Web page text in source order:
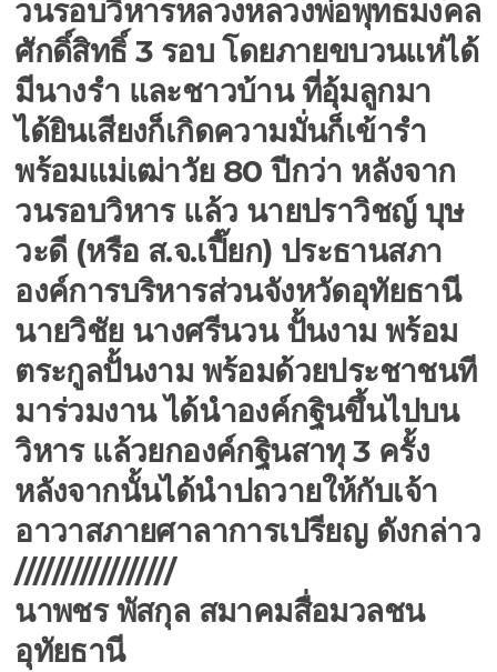
วนรอบวิหารหลวงหลวงพ่อพุทธมงคล
ศักดิ์สิทธิ์ 3 รอบ โดยภายขบวนแห่ได้
มีนางรำ และชาวบ้าน ที่อุ้มลูกมา
ได้ยินเสียงก็เกิดความมั่นก็เข้ารำ
พร้อมแม่เฒ่าวัย 80 ปีกว่า หลังจาก
วนรอบวิหาร แล้ว นายปราวิชญ์ บุษ
วะดี (หรือ ส.จ.เปี๊ยก) ประธานสภา
องค์การบริหารส่วนจังหวัดอุทัยธานี
นายวิชัย นางศรีนวน ปั้นงาม พร้อม
ตระกูลปั้นงาม พร้อมด้วยประชาชนที
มาร่วมงาน ได้นำองค์กฐินขึ้นไปบน
วิหาร แล้วยกองค์กฐินสาทุ 3 ครั้ง
หลังจากนั้นได้นำปถวายให้กับเจ้า
อาวาสภายศาลาการเปรียญ ดังกล่าว
/////////////////
นาพชร พัสกุล สมาคมสื่อมวลชน
อุทัยธานี